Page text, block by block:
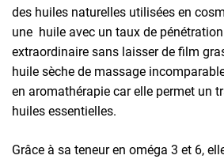
des huiles naturelles utilisées en
une huile avec un taux de
extraordinaire sans laisser de film
huile sèche de massage
en aromathérapie car elle permet un
huiles essentielles.
Grâce à sa teneur en oméga 3 et 6,